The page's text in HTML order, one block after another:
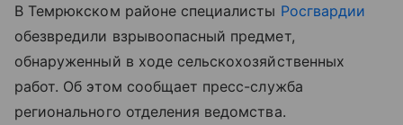
В Темрюкском районе специалисты Росгвардии
обезвредили взрывоопасный предмет,
обнаруженный в ходе сельскохозяйственных
работ. Об этом сообщает пресс-служба
регионального отделения ведомства.